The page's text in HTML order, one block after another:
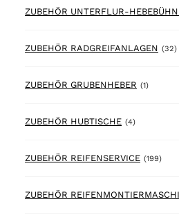
ZUBEHÖR UNTERFLUR-
ZUBEHÖR RADGREIFANLAGEN (32)
ZUBEHÖR GRUBENHEBER (1)1 product
ZUBEHÖR HUBTISCHE (4)4 products
ZUBEHÖR REIFENSERVICE (199)199
ZUBEHÖR